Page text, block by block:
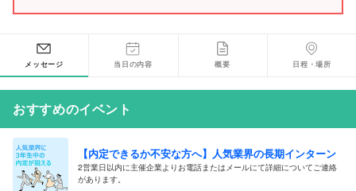
メッセージ 当日の内容 概要 日程・場所
おすすめのイベント
【内定できるか不安な方へ】人気業界の長期インターン
2営業日以内に主催企業よりお電話またはメールにて詳細についてご連絡
があります。